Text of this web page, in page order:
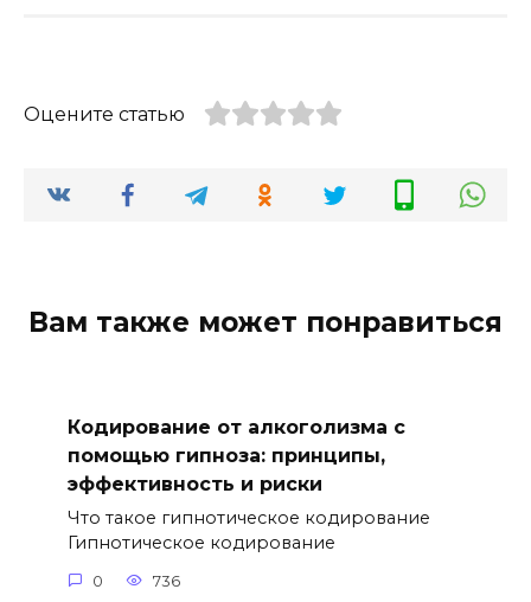
Оцените статью
Вам также может понравиться
Кодирование от алкоголизма с
помощью гипноза: принципы,
эффективность и риски
Что такое гипнотическое кодирование
Гипнотическое кодирование
0 736